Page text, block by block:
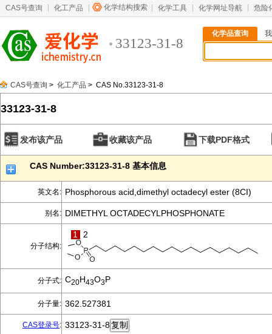
CAS号查询 化工产品 化学结构搜索 化学工具 化学网址导航 危险
33123-31-8
化学品查询
CAS号查询 > 化工产品 > CAS No.33123-31-8
33123-31-8
发布该产品 收藏该产品 下载PDF格式
CAS Number:33123-31-8 基本信息
英文名: Phosphorous acid,dimethyl octadecyl ester (8CI)
别名: DIMETHYL OCTADECYLPHOSPHONATE
分子结构:
1 2
分子式: C20H43O3P
分子量: 362.527381
CAS登录号: 33123-31-8